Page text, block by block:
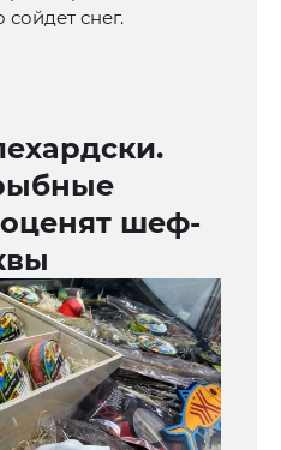
сойдет снег.
шеф-